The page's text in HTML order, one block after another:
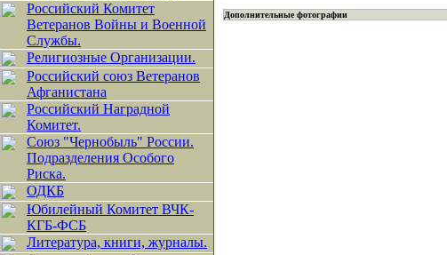
Российский Комитет
Ветеранов Войны и Военной
Службы.
Религиозные Организации.
Российский союз Ветеранов
Афганистана
Российский Наградной
Комитет.
Союз "Чернобыль" России.
Подразделения Особого
Риска.
ОДКБ
Юбилейный Комитет ВЧК-
КГБ-ФСБ
Литература, книги, журналы.
Дополнительные фотографии